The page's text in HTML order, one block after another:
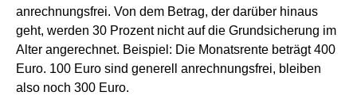
anrechnungsfrei. Von dem Betrag, der darüber hinaus
geht, werden 30 Prozent nicht auf die Grundsicherung im
Alter angerechnet. Beispiel: Die Monatsrente beträgt 400
Euro. 100 Euro sind generell anrechnungsfrei, bleiben
also noch 300 Euro.